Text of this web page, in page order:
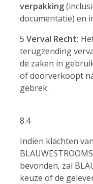
verpakking
documentatie) en
5 Verval Recht:
terugzending
de zaken in
of doorverkoopt
gebrek.
8.4
Indien klachten
bevonden, zal
keuze of de